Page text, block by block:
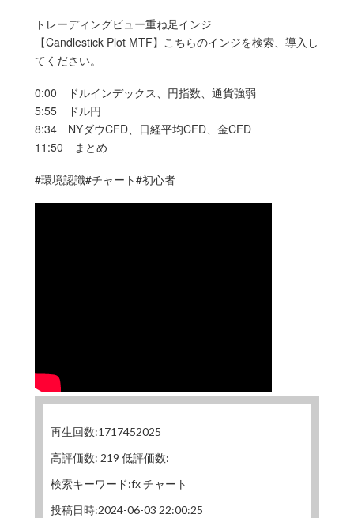
トレーディングビュー重ね足インジ
【Candlestick Plot MTF】こちらのインジを検索、導入し
てください。
0:00 ドルインデックス、円指数、通貨強弱
5:55 ドル円
8:34 NYダウCFD、日経平均CFD、金CFD
11:50 まとめ
#環境認識#チャート#初心者
再生回数:1717452025
高評価数: 219 低評価数:
検索キーワード:fx チャート
投稿日時:2024-06-03 22:00:25